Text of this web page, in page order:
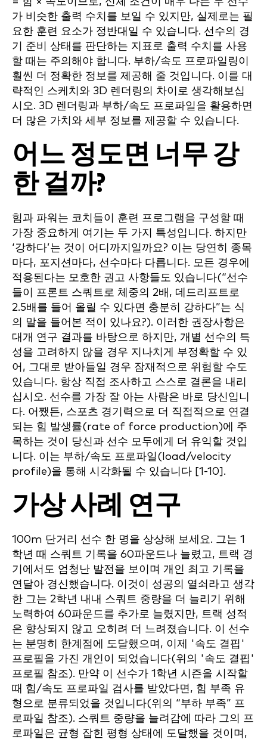
가 비슷한 출력 수치를 보일 수 있지만, 실제로는 필
요한 훈련 요소가 정반대일 수 있습니다. 선수의 경
기 준비 상태를 판단하는 지표로 출력 수치를 사용
할 때는 주의해야 합니다. 부하/속도 프로파일링이
훨씬 더 정확한 정보를 제공해 줄 것입니다. 이를 대
략적인 스케치와 3D 렌더링의 차이로 생각해보십
시오. 3D 렌더링과 부하/속도 프로파일을 활용하면
더 많은 가치와 세부 정보를 제공할 수 있습니다.
어느 정도면 너무 강
한 걸까?
힘과 파워는 코치들이 훈련 프로그램을 구성할 때
가장 중요하게 여기는 두 가지 특성입니다. 하지만
‘강하다’는 것이 어디까지일까요? 이는 당연히 종목
마다, 포지션마다, 선수마다 다릅니다. 모든 경우에
적용된다는 모호한 권고 사항들도 있습니다(“선수
들이 프론트 스쿼트로 체중의 2배, 데드리프트로
2.5배를 들어 올릴 수 있다면 충분히 강하다”는 식
의 말을 들어본 적이 있나요?). 이러한 권장사항은
대개 연구 결과를 바탕으로 하지만, 개별 선수의 특
성을 고려하지 않을 경우 지나치게 부정확할 수 있
어, 그대로 받아들일 경우 잠재적으로 위험할 수도
있습니다. 항상 직접 조사하고 스스로 결론을 내리
십시오. 선수를 가장 잘 아는 사람은 바로 당신입니
다. 어쨌든, 스포츠 경기력으로 더 직접적으로 연결
되는 힘 발생률(rate of force production)에 주
목하는 것이 당신과 선수 모두에게 더 유익할 것입
니다. 이는 부하/속도 프로파일(load/velocity
profile)을 통해 시각화될 수 있습니다 [1-10].
가상 사례 연구
100m 단거리 선수 한 명을 상상해 보세요. 그는 1
학년 때 스쿼트 기록을 60파운드나 늘렸고, 트랙 경
기에서도 엄청난 발전을 보이며 개인 최고 기록을
연달아 경신했습니다. 이것이 성공의 열쇠라고 생각
한 그는 2학년 내내 스쿼트 중량을 더 늘리기 위해
노력하여 60파운드를 추가로 늘렸지만, 트랙 성적
은 향상되지 않고 오히려 더 느려졌습니다. 이 선수
는 분명히 한계점에 도달했으며, 이제 '속도 결핍'
프로필을 가진 개인이 되었습니다(위의 '속도 결핍'
프로필 참조). 만약 이 선수가 1학년 시즌을 시작할
때 힘/속도 프로파일 검사를 받았다면, 힘 부족 유
형으로 분류되었을 것입니다(위의 “부하 부족” 프
로파일 참조). 스쿼트 중량을 늘려감에 따라 그의 프
로파일은 균형 잡힌 평형 상태에 도달했을 것이며,